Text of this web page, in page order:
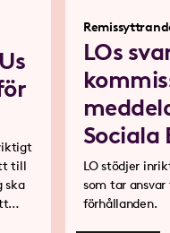
LOs
Sociala
LO stödjer
som tar ansvar för
förhållanden.